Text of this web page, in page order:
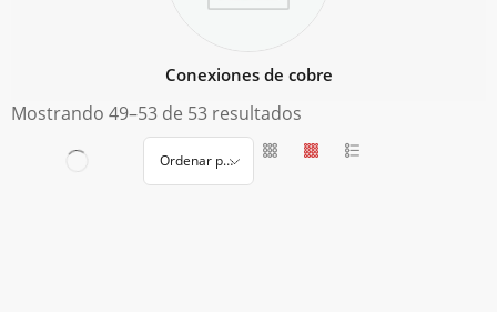
Conexiones de cobre
Mostrando 49–53 de 53 resultados